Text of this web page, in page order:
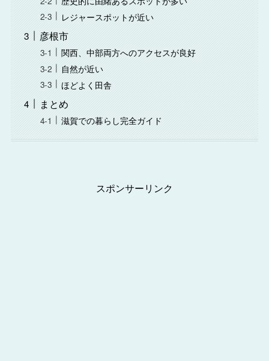
レジャースポットが近い
彦根市
関西、中部両方へのアクセスが良好
自然が近い
ほどよく田舎
まとめ
滋賀での暮らし完全ガイド
スポンサーリンク